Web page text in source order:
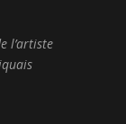
l’artiste